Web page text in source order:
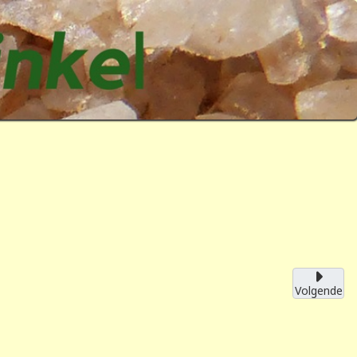
Volgende